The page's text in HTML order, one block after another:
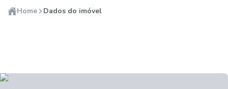
Home Dados do imóvel